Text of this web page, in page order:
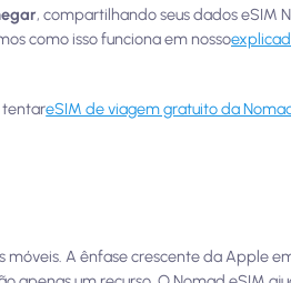
, compartilhando seus dados eSIM
como isso funciona em nosso
tentareSIM de viagem gratuito da
móveis. A ênfase crescente da Apple